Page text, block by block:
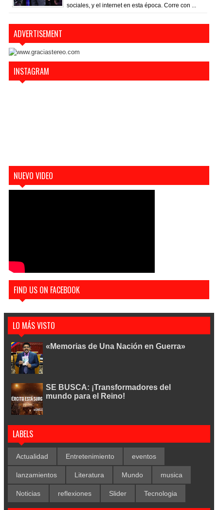
sociales, y el internet en esta época. Corre con ...
ADVERTISEMENT
INSTAGRAM
NUEVO VIDEO
FIND US ON FACEBOOK
LO MÁS VISTO
«Memorias de Una Nación en Guerra»
SE BUSCA: ¡Transformadores del
mundo para el Reino!
LABELS
Actualidad Entretenimiento eventos
lanzamientos Literatura Mundo musica
Noticias reflexiones Slider Tecnologia